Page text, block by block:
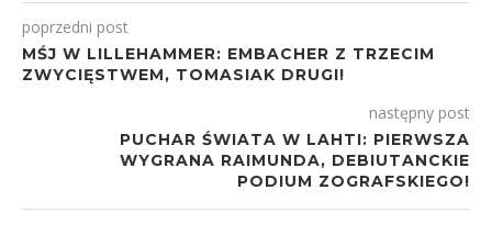
poprzedni post
MŚJ W LILLEHAMMER: EMBACHER Z TRZECIM
ZWYCIĘSTWEM, TOMASIAK DRUGI!
następny post
PUCHAR ŚWIATA W LAHTI: PIERWSZA
WYGRANA RAIMUNDA, DEBIUTANCKIE
PODIUM ZOGRAFSKIEGO!